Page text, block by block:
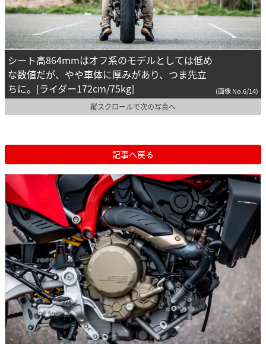
シート高864mmはオフ系のモデルとしては低め
な数値だが、やや車体に厚みがあり、つま先立
ちに。[ライダー172cm/75kg]
(画像 No.6/14)
縦スクロールで次の写真へ
記事へ戻る